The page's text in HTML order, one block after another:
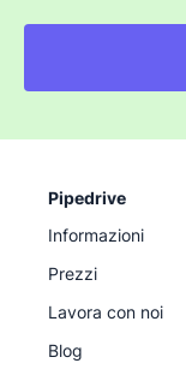
Pipedrive
Informazioni
Prezzi
Lavora con noi
Blog